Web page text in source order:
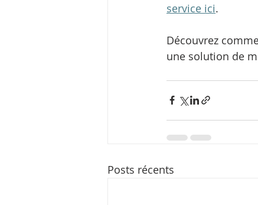
service ici.
Découvrez
une solution de
Posts récents